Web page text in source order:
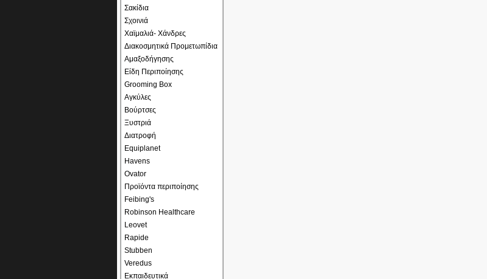
Σακίδια
Σχοινιά
Χαϊμαλιά- Χάνδρες
Διακοσμητικά Προμετωπίδια
Αμαξοδήγησης
Είδη Περιποίησης
Grooming Box
Αγκύλες
Βούρτσες
Ξυστριά
Διατροφή
Equiplanet
Havens
Ovator
Προϊόντα περιποίησης
Feibing's
Robinson Healthcare
Leovet
Rapide
Stubben
Veredus
Εκπαιδευτικά